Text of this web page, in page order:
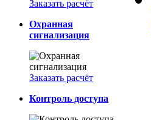
Заказать расчёт
Охранная
сигнализация
Заказать расчёт
Контроль доступа